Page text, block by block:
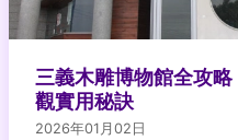
三義木雕博物館全攻
觀實用秘訣
2026年01月02日